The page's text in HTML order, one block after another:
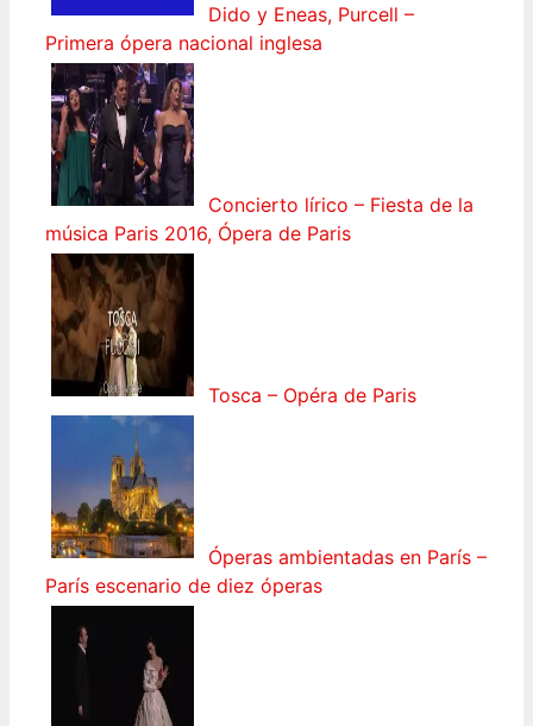
Dido y Eneas, Purcell –
Primera ópera nacional inglesa
Concierto lírico – Fiesta de la
música Paris 2016, Ópera de Paris
Tosca – Opéra de Paris
Óperas ambientadas en París –
París escenario de diez óperas